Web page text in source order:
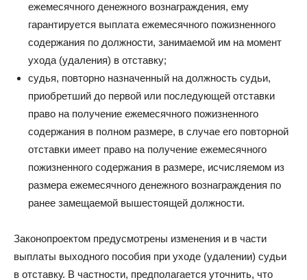
ежемесячного денежного вознаграждения, ему
гарантируется выплата ежемесячного пожизненного
содержания по должности, занимаемой им на момент
ухода (удаления) в отставку;
судья, повторно назначенный на должность судьи,
приобретший до первой или последующей отставки
право на получение ежемесячного пожизненного
содержания в полном размере, в случае его повторной
отставки имеет право на получение ежемесячного
пожизненного содержания в размере, исчисляемом из
размера ежемесячного денежного вознаграждения по
ранее замещаемой вышестоящей должности.
Законопроектом предусмотрены изменения и в части
выплаты выходного пособия при уходе (удалении) судьи
в отставку. В частности, предполагается уточнить, что